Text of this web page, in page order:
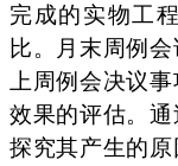
完成的实物工
比。月末周例
上周例会决议
效果的评估。
探究其产生的